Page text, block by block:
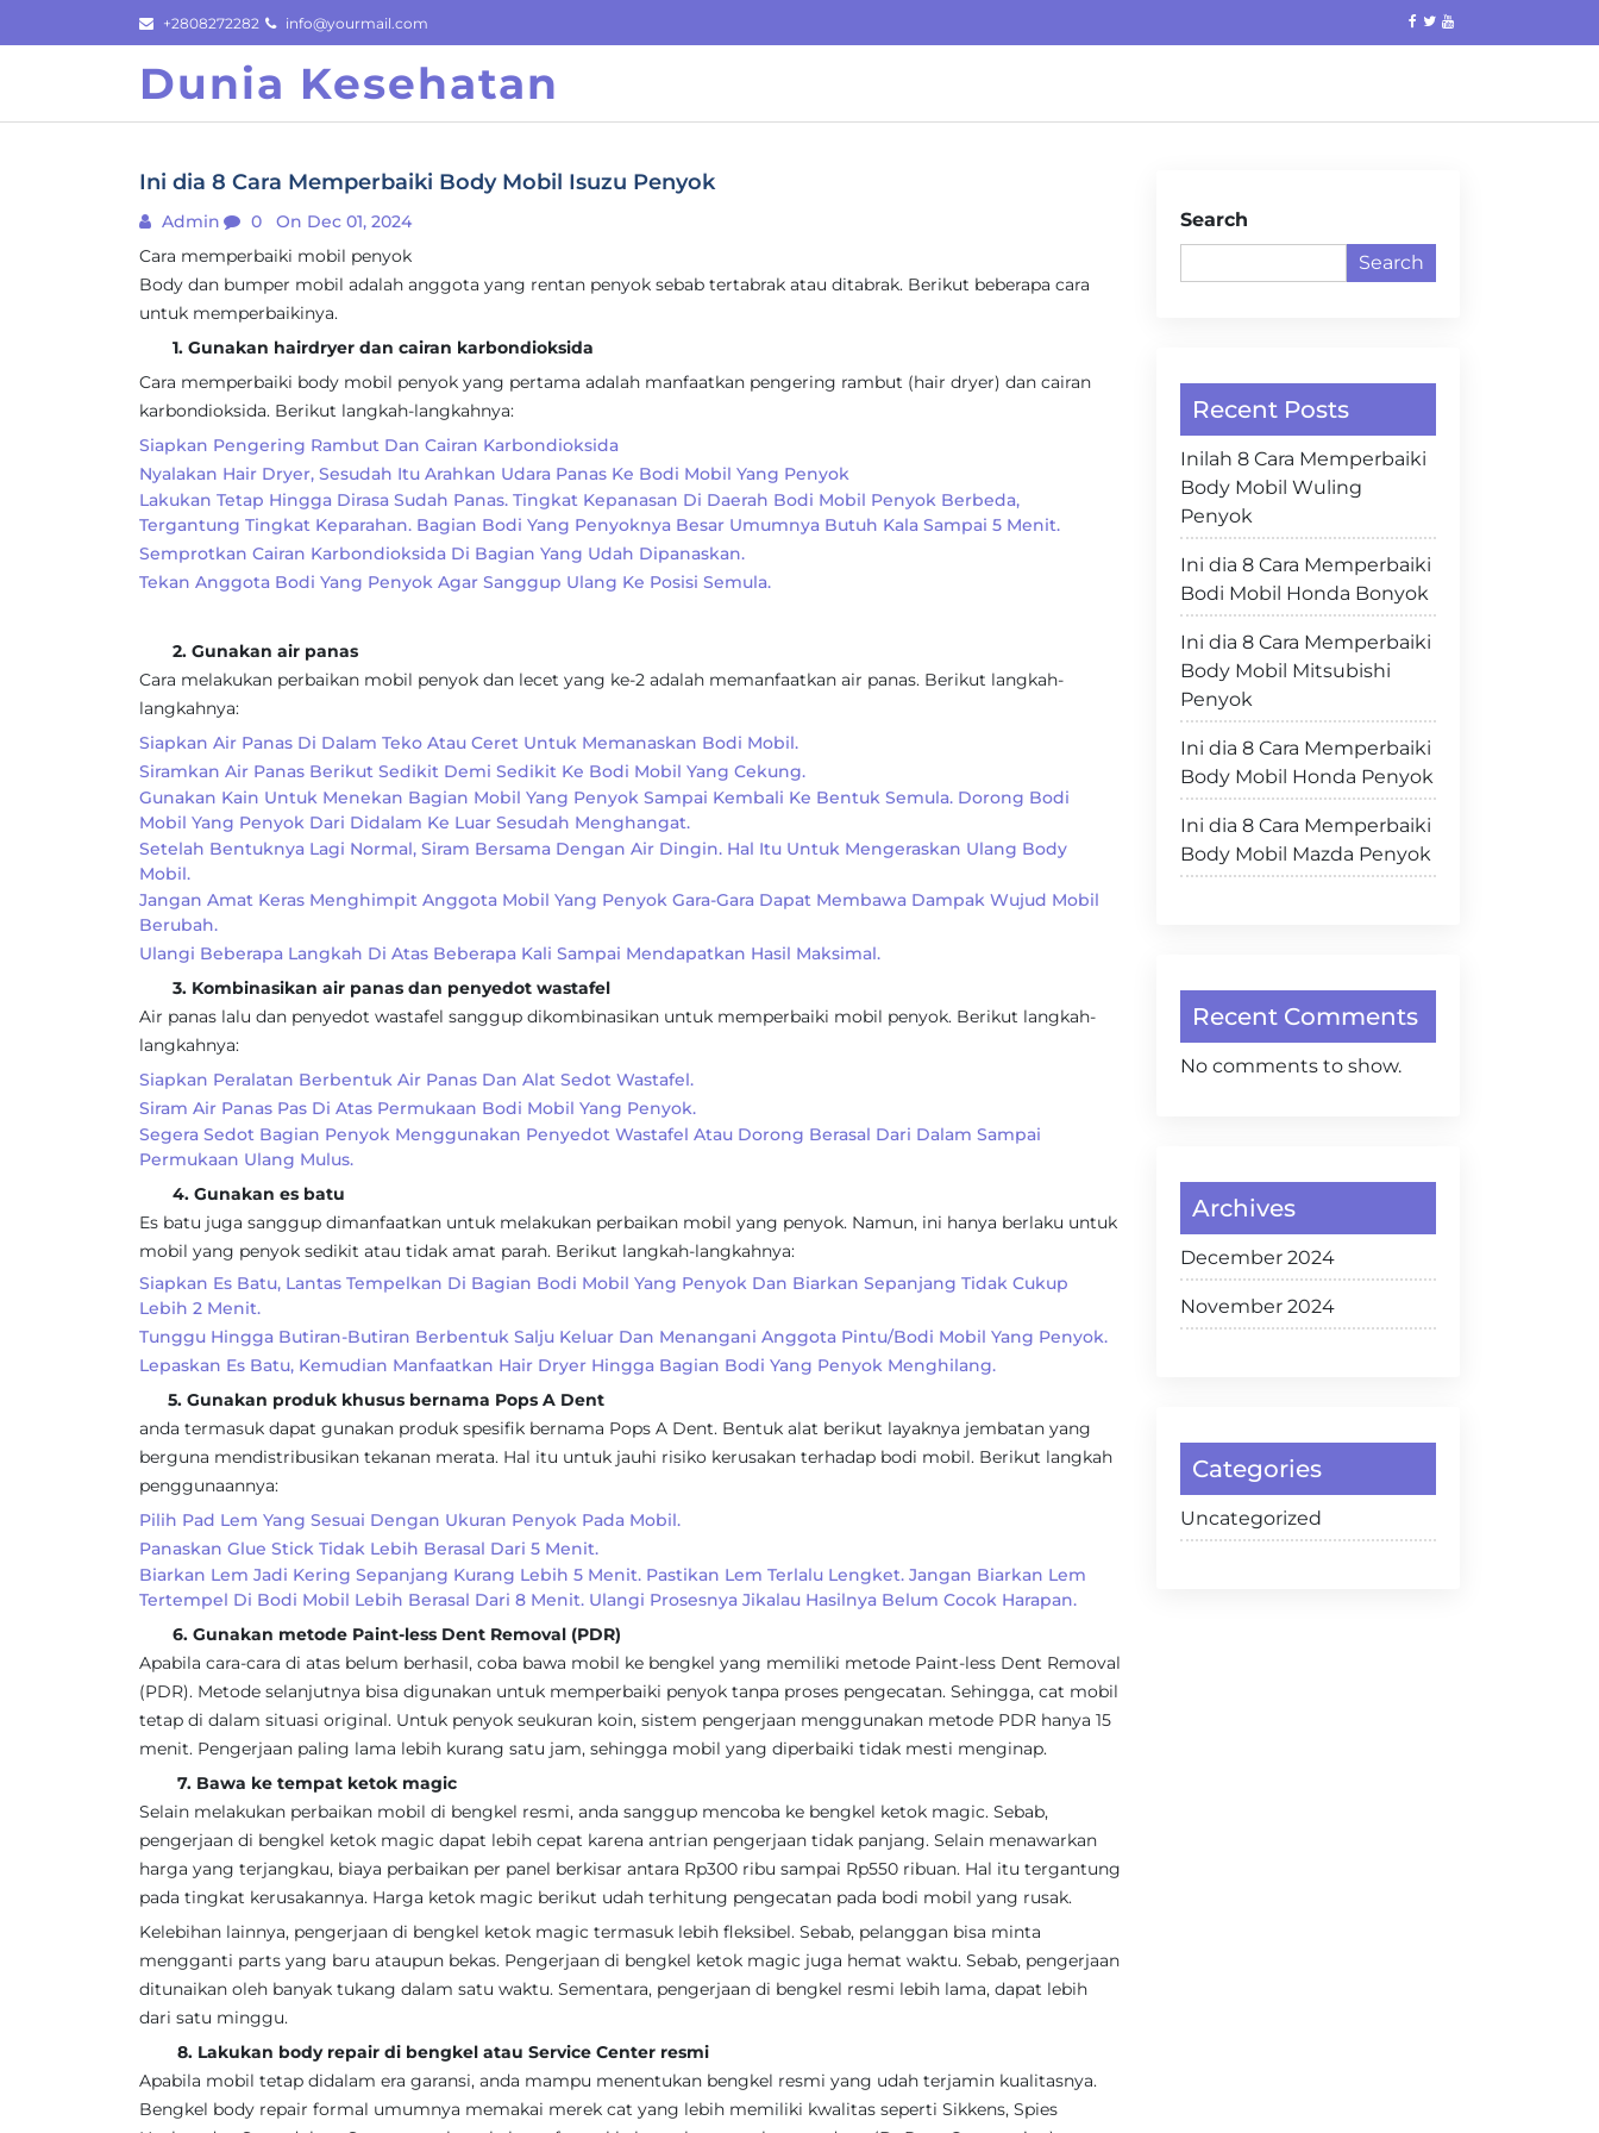
to
+2808272282 info@yourmail.com
Dunia Kesehatan
Ini dia 8 Cara Memperbaiki Body Mobil Isuzu Penyok
Admin 0
On Dec 01, 2024
Cara memperbaiki mobil penyok
Body dan bumper mobil adalah anggota yang rentan penyok sebab tertabrak atau ditabrak. Berikut beberapa cara
untuk memperbaikinya.
1. Gunakan hairdryer dan cairan karbondioksida
Cara memperbaiki body mobil penyok yang pertama adalah manfaatkan pengering rambut (hair dryer) dan cairan
karbondioksida. Berikut langkah-langkahnya:
Siapkan Pengering Rambut Dan Cairan Karbondioksida
Nyalakan Hair Dryer, Sesudah Itu Arahkan Udara Panas Ke Bodi Mobil Yang Penyok
Lakukan Tetap Hingga Dirasa Sudah Panas. Tingkat Kepanasan Di Daerah Bodi Mobil Penyok Berbeda,
Tergantung Tingkat Keparahan. Bagian Bodi Yang Penyoknya Besar Umumnya Butuh Kala Sampai 5 Menit.
Semprotkan Cairan Karbondioksida Di Bagian Yang Udah Dipanaskan.
Tekan Anggota Bodi Yang Penyok Agar Sanggup Ulang Ke Posisi Semula.
2. Gunakan air panas
Cara melakukan perbaikan mobil penyok dan lecet yang ke-2 adalah memanfaatkan air panas. Berikut langkah-
langkahnya:
Siapkan Air Panas Di Dalam Teko Atau Ceret Untuk Memanaskan Bodi Mobil.
Siramkan Air Panas Berikut Sedikit Demi Sedikit Ke Bodi Mobil Yang Cekung.
Gunakan Kain Untuk Menekan Bagian Mobil Yang Penyok Sampai Kembali Ke Bentuk Semula. Dorong Bodi
Mobil Yang Penyok Dari Didalam Ke Luar Sesudah Menghangat.
Setelah Bentuknya Lagi Normal, Siram Bersama Dengan Air Dingin. Hal Itu Untuk Mengeraskan Ulang Body
Mobil.
Jangan Amat Keras Menghimpit Anggota Mobil Yang Penyok Gara-Gara Dapat Membawa Dampak Wujud Mobil
Berubah.
Ulangi Beberapa Langkah Di Atas Beberapa Kali Sampai Mendapatkan Hasil Maksimal.
3. Kombinasikan air panas dan penyedot wastafel
Air panas lalu dan penyedot wastafel sanggup dikombinasikan untuk memperbaiki mobil penyok. Berikut langkah-
langkahnya:
Siapkan Peralatan Berbentuk Air Panas Dan Alat Sedot Wastafel.
Siram Air Panas Pas Di Atas Permukaan Bodi Mobil Yang Penyok.
Segera Sedot Bagian Penyok Menggunakan Penyedot Wastafel Atau Dorong Berasal Dari Dalam Sampai
Permukaan Ulang Mulus.
4. Gunakan es batu
Es batu juga sanggup dimanfaatkan untuk melakukan perbaikan mobil yang penyok. Namun, ini hanya berlaku untuk
mobil yang penyok sedikit atau tidak amat parah. Berikut langkah-langkahnya:
Siapkan Es Batu, Lantas Tempelkan Di Bagian Bodi Mobil Yang Penyok Dan Biarkan Sepanjang Tidak Cukup
Lebih 2 Menit.
Tunggu Hingga Butiran-Butiran Berbentuk Salju Keluar Dan Menangani Anggota Pintu/bodi Mobil Yang Penyok.
Lepaskan Es Batu, Kemudian Manfaatkan Hair Dryer Hingga Bagian Bodi Yang Penyok Menghilang.
5. Gunakan produk khusus bernama Pops A Dent
anda termasuk dapat gunakan produk spesifik bernama Pops A Dent. Bentuk alat berikut layaknya jembatan yang
berguna mendistribusikan tekanan merata. Hal itu untuk jauhi risiko kerusakan terhadap bodi mobil. Berikut langkah
penggunaannya:
Pilih Pad Lem Yang Sesuai Dengan Ukuran Penyok Pada Mobil.
Panaskan Glue Stick Tidak Lebih Berasal Dari 5 Menit.
Biarkan Lem Jadi Kering Sepanjang Kurang Lebih 5 Menit. Pastikan Lem Terlalu Lengket. Jangan Biarkan Lem
Tertempel Di Bodi Mobil Lebih Berasal Dari 8 Menit. Ulangi Prosesnya Jikalau Hasilnya Belum Cocok Harapan.
6. Gunakan metode Paint-less Dent Removal (PDR)
Apabila cara-cara di atas belum berhasil, coba bawa mobil ke bengkel yang memiliki metode Paint-less Dent Removal
(PDR). Metode selanjutnya bisa digunakan untuk memperbaiki penyok tanpa proses pengecatan. Sehingga, cat mobil
tetap di dalam situasi original. Untuk penyok seukuran koin, sistem pengerjaan menggunakan metode PDR hanya 15
menit. Pengerjaan paling lama lebih kurang satu jam, sehingga mobil yang diperbaiki tidak mesti menginap.
7. Bawa ke tempat ketok magic
Selain melakukan perbaikan mobil di bengkel resmi, anda sanggup mencoba ke bengkel ketok magic. Sebab,
pengerjaan di bengkel ketok magic dapat lebih cepat karena antrian pengerjaan tidak panjang. Selain menawarkan
harga yang terjangkau, biaya perbaikan per panel berkisar antara Rp300 ribu sampai Rp550 ribuan. Hal itu tergantung
pada tingkat kerusakannya. Harga ketok magic berikut udah terhitung pengecatan pada bodi mobil yang rusak.
Kelebihan lainnya, pengerjaan di bengkel ketok magic termasuk lebih fleksibel. Sebab, pelanggan bisa minta
mengganti parts yang baru ataupun bekas. Pengerjaan di bengkel ketok magic juga hemat waktu. Sebab, pengerjaan
ditunaikan oleh banyak tukang dalam satu waktu. Sementara, pengerjaan di bengkel resmi lebih lama, dapat lebih
dari satu minggu.
8. Lakukan body repair di bengkel atau Service Center resmi
Apabila mobil tetap didalam era garansi, anda mampu menentukan bengkel resmi yang udah terjamin kualitasnya.
Bengkel body repair formal umumnya memakai merek cat yang lebih memiliki kwalitas seperti Sikkens, Spies
Search
Search
Recent Posts
Inilah 8 Cara Memperbaiki
Body Mobil Wuling
Penyok
Ini dia 8 Cara Memperbaiki
Bodi Mobil Honda Bonyok
Ini dia 8 Cara Memperbaiki
Body Mobil Mitsubishi
Penyok
Ini dia 8 Cara Memperbaiki
Body Mobil Honda Penyok
Ini dia 8 Cara Memperbaiki
Body Mobil Mazda Penyok
Recent Comments
No comments to show.
Archives
December 2024
November 2024
Categories
Uncategorized